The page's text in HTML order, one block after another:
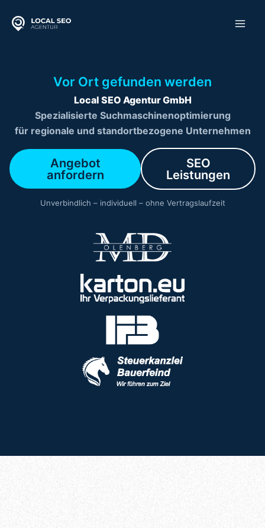
Inhalt
Vor Ort gefunden werden
Local SEO Agentur GmbH
Spezialisierte Suchmaschinenoptimierung
für regionale und standortbezogene Unternehmen
Angebot
anfordern
SEO
Leistungen
Unverbindlich – individuell – ohne Vertragslaufzeit